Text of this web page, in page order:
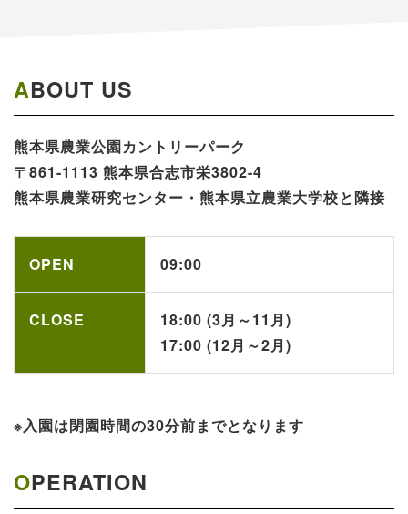
ABOUT US
熊本県農業公園​カントリーパーク​​​
〒861-1113 熊本県合志市栄3802-4
熊本県農業研究センター・熊本県立農業大学校と隣接
OPEN 09:00
CLOSE
18:00 (3月～11月)
17:00 (12月～2月)
※入園は閉園時間の30分前までとなります
OPERATION